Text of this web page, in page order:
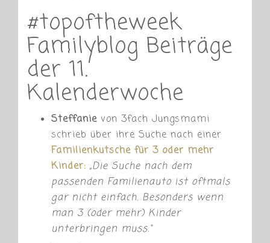
#topoftheweek
Familyblog Beiträge
der 11.
Kalenderwoche
Steffanie von 3fach Jungsmami
schrieb über ihre Suche nach einer
Familienkutsche für 3 oder mehr
Kinder: „Die Suche nach dem
passenden Familienauto ist oftmals
gar nicht einfach. Besonders wenn
man 3 (oder mehr) Kinder
unterbringen muss.“